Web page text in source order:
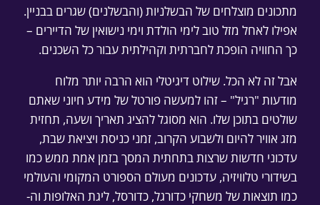
מתכונים מוצלחים של הבשלניות (והבשלנים) שגרים בבניין.
אפילו לאחל מזל טוב לימי הולדת וימי נישואין של הדיירים –
כך החוויה הופכת לחברתית וקהילתית עבור כל השכנים.
אבל זה לא הכל. שילוט דיגיטלי הוא הרבה יותר מלוח
מודעות "רגיל" – זהו למעשה פורטל של מידע חיוני שאתם
שולטים בתוכן שלו. הוא מסוגל להציג תאריך ושעה, תחזית
מזג אוויר להיום ולשבוע הקרוב, זמני כניסת ויציאת שבת,
עדכוני חדשות שרצות בתחתית המסך בזמן אמת ממש כמו
בשידורי טלוויזיה, עדכונים מעולם הספורט המקומי והעולמי
כמו תוצאות של משחקי כדורגל, כדורסל, ליגת האלופות וה-